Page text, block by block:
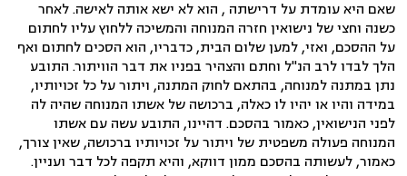
שאם היא עומדת על דרישתה , הוא לא ישא אותה לאישה. לאחר
כשנה וחצי של נישואין חזרה המנוחה והמשיכה ללחוץ עליו לחתום
על ההסכם, ואזי, למען שלום הבית, כדבריו, הוא הסכים לחתום ואף
הלך לבדו לרב הנ"ל וחתם והצהיר בפניו את דבר הוויתור. התובע
נתן במתנה למנוחה, בהתאם לחוק המתנה, ויתור על כל זכויותיו,
במידה והיו או יהיו לו כאלה, ברכושה של אשתו המנוחה שהיה לה
לפני הנישואין, כאמור בהסכם. דהיינו, התובע עשה עם אשתו
המנוחה פעולה משפטית של ויתור על זכויותיו ברכושה, שאין צורך,
כאמור, לעשותה בהסכם ממון דווקא, והיא תקפה לכל דבר ועניין.